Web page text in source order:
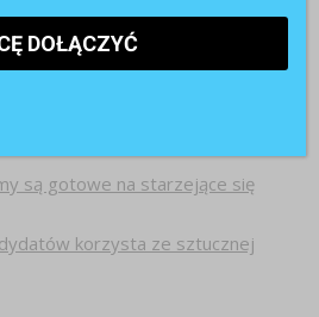
są gotowe na starzejące się
korzysta ze sztucznej